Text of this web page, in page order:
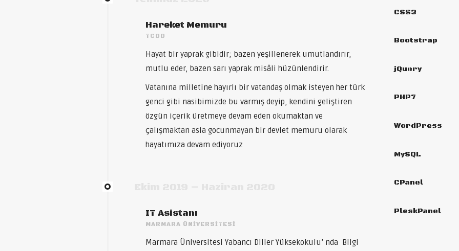
Hareket Memuru
TCDD
Hayat bir yaprak gibidir; bazen yeşillenerek umutlandırır,
mutlu eder, bazen sarı yaprak misâli hüzünlendirir.
Vatanına milletine hayırlı bir vatandaş olmak isteyen her türk
genci gibi nasibimizde bu varmış deyip, kendini geliştiren
özgün içerik üretmeye devam eden okumaktan ve
çalışmaktan asla gocunmayan bir devlet memuru olarak
hayatımıza devam ediyoruz
IT Asistanı
MARMARA ÜNIVERSITESI
Marmara Üniversitesi Yabancı Diller Yüksekokulu’ nda Bilgi
CSS3
Bootstrap
jQuery
PHP7
WordPress
MySQL
CPanel
PleskPanel